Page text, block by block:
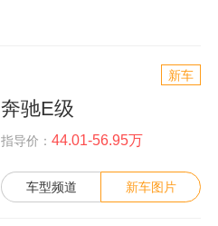
新车
奔驰E级
指导价： 44.01-56.95万
车型频道 新车图片